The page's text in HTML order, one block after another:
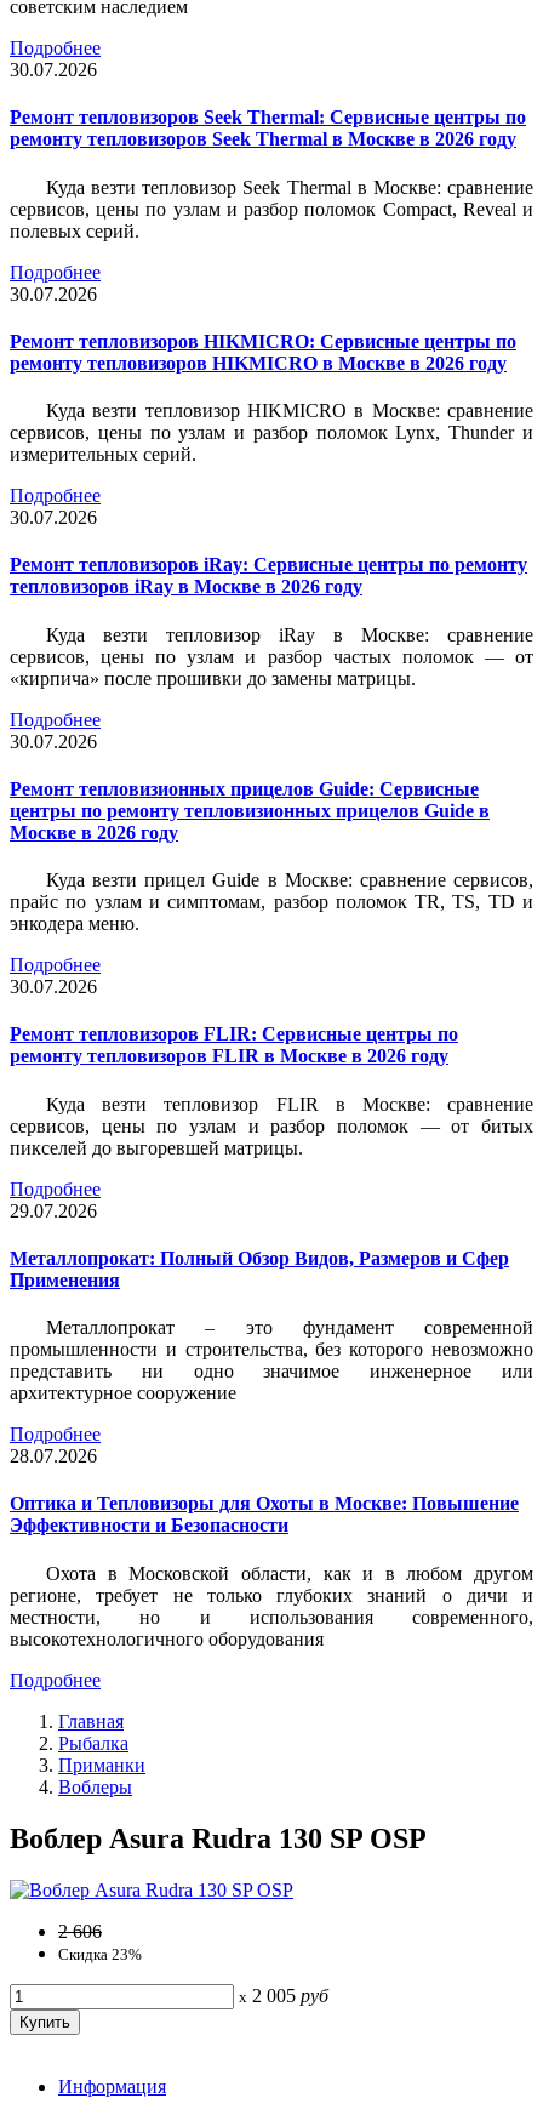
советским наследием
Подробнее
30.07.2026
Ремонт тепловизоров Seek Thermal: Сервисные центры по
ремонту тепловизоров Seek Thermal в Москве в 2026 году
Куда везти тепловизор Seek Thermal в Москве: сравнение
сервисов, цены по узлам и разбор поломок Compact, Reveal и
полевых серий.
Подробнее
30.07.2026
Ремонт тепловизоров HIKMICRO: Сервисные центры по
ремонту тепловизоров HIKMICRO в Москве в 2026 году
Куда везти тепловизор HIKMICRO в Москве: сравнение
сервисов, цены по узлам и разбор поломок Lynx, Thunder и
измерительных серий.
Подробнее
30.07.2026
Ремонт тепловизоров iRay: Сервисные центры по ремонту
тепловизоров iRay в Москве в 2026 году
Куда везти тепловизор iRay в Москве: сравнение
сервисов, цены по узлам и разбор частых поломок — от
«кирпича» после прошивки до замены матрицы.
Подробнее
30.07.2026
Ремонт тепловизионных прицелов Guide: Сервисные
центры по ремонту тепловизионных прицелов Guide в
Москве в 2026 году
Куда везти прицел Guide в Москве: сравнение сервисов,
прайс по узлам и симптомам, разбор поломок TR, TS, TD и
энкодера меню.
Подробнее
30.07.2026
Ремонт тепловизоров FLIR: Сервисные центры по
ремонту тепловизоров FLIR в Москве в 2026 году
Куда везти тепловизор FLIR в Москве: сравнение
сервисов, цены по узлам и разбор поломок — от битых
пикселей до выгоревшей матрицы.
Подробнее
29.07.2026
Металлопрокат: Полный Обзор Видов, Размеров и Сфер
Применения
Металлопрокат – это фундамент современной
промышленности и строительства, без которого невозможно
представить ни одно значимое инженерное или
архитектурное сооружение
Подробнее
28.07.2026
Оптика и Тепловизоры для Охоты в Москве: Повышение
Эффективности и Безопасности
Охота в Московской области, как и в любом другом
регионе, требует не только глубоких знаний о дичи и
местности, но и использования современного,
высокотехнологичного оборудования
Подробнее
Главная
Рыбалка
Приманки
Воблеры
Воблер Asura Rudra 130 SP OSP
2 606
Скидка 23%
x 2 005 руб
Информация